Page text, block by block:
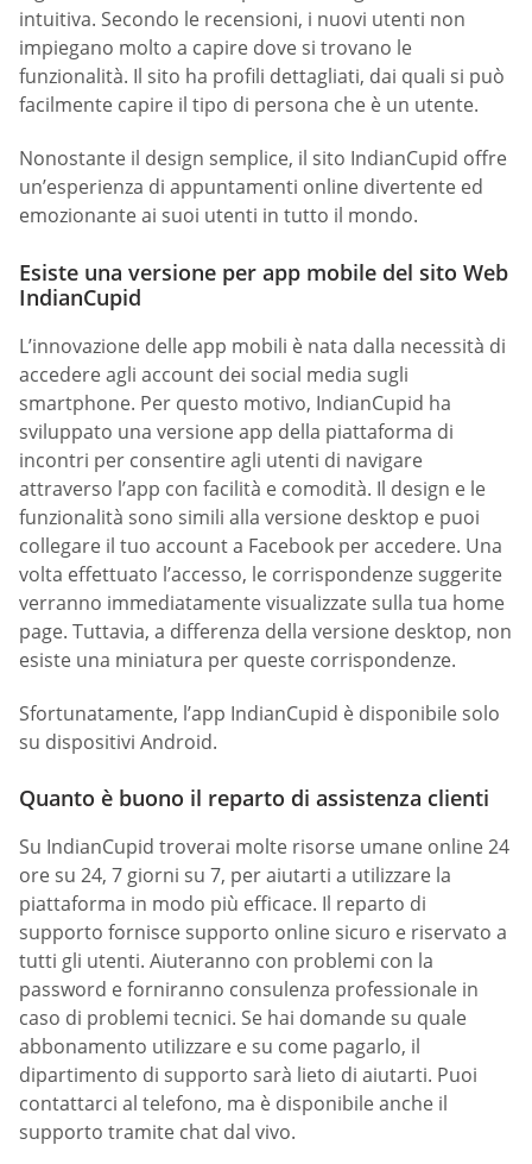
intuitiva. Secondo le recensioni, i nuovi utenti non
impiegano molto a capire dove si trovano le
funzionalità. Il sito ha profili dettagliati, dai quali si può
facilmente capire il tipo di persona che è un utente.
Nonostante il design semplice, il sito IndianCupid offre
un’esperienza di appuntamenti online divertente ed
emozionante ai suoi utenti in tutto il mondo.
Esiste una versione per app mobile del sito Web
IndianCupid
L’innovazione delle app mobili è nata dalla necessità di
accedere agli account dei social media sugli
smartphone. Per questo motivo, IndianCupid ha
sviluppato una versione app della piattaforma di
incontri per consentire agli utenti di navigare
attraverso l’app con facilità e comodità. Il design e le
funzionalità sono simili alla versione desktop e puoi
collegare il tuo account a Facebook per accedere. Una
volta effettuato l’accesso, le corrispondenze suggerite
verranno immediatamente visualizzate sulla tua home
page. Tuttavia, a differenza della versione desktop, non
esiste una miniatura per queste corrispondenze.
Sfortunatamente, l’app IndianCupid è disponibile solo
su dispositivi Android.
Quanto è buono il reparto di assistenza clienti
Su IndianCupid troverai molte risorse umane online 24
ore su 24, 7 giorni su 7, per aiutarti a utilizzare la
piattaforma in modo più efficace. Il reparto di
supporto fornisce supporto online sicuro e riservato a
tutti gli utenti. Aiuteranno con problemi con la
password e forniranno consulenza professionale in
caso di problemi tecnici. Se hai domande su quale
abbonamento utilizzare e su come pagarlo, il
dipartimento di supporto sarà lieto di aiutarti. Puoi
contattarci al telefono, ma è disponibile anche il
supporto tramite chat dal vivo.